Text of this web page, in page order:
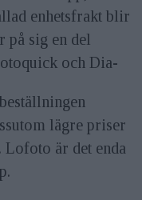
enhetsfrakt blir
på sig en del
och Dia-
lägre priser
Lofoto är det enda